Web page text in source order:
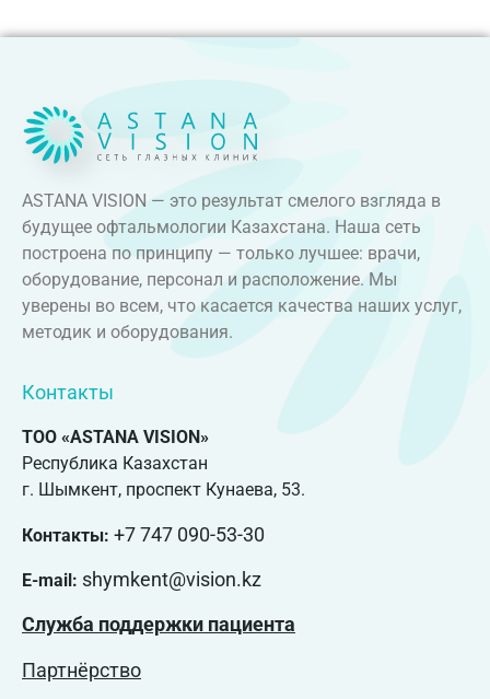
ASTANA VISION — это результат смелого взгляда в
будущее офтальмологии Казахстана. Наша сеть
построена по принципу — только лучшее: врачи,
оборудование, персонал и расположение. Мы
уверены во всем, что касается качества наших услуг,
методик и оборудования.
Контакты
ТОО «ASTANA VISION»
Республика Казахстан
г. Шымкент, проспект Кунаева, 53.
Контакты: +7 747 090-53-30
E-mail: shymkent@vision.kz
Служба поддержки пациента
Партнёрство